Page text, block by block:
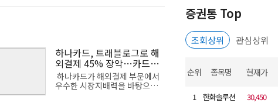
양은 마무리됐지만 오피스텔과
하나카드, 트래블로그로 해
외결제 45% 장악…카드이
익은 제자리
하나카드가 해외결제 부문에서
우수한 시장지배력을 바탕으로
증권통 Top
조회상위 관심상위
순위 종목명 현재가
1 한화솔루션 30,450